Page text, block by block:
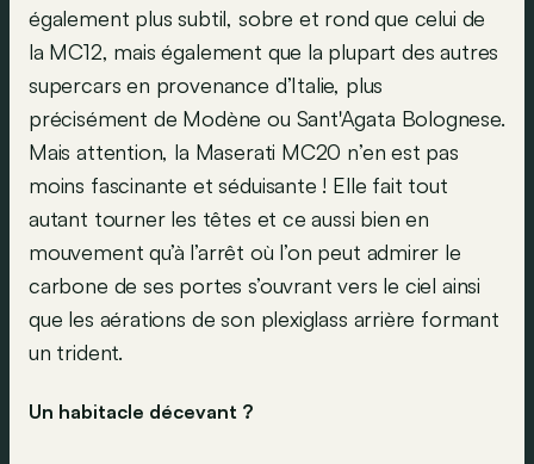
également plus subtil, sobre et rond que celui de
la MC12, mais également que la plupart des autres
supercars en provenance d’Italie, plus
précisément de Modène ou Sant'Agata Bolognese.
Mais attention, la Maserati MC20 n’en est pas
moins fascinante et séduisante ! Elle fait tout
autant tourner les têtes et ce aussi bien en
mouvement qu’à l’arrêt où l’on peut admirer le
carbone de ses portes s’ouvrant vers le ciel ainsi
que les aérations de son plexiglass arrière formant
un trident.
Un habitacle décevant ?